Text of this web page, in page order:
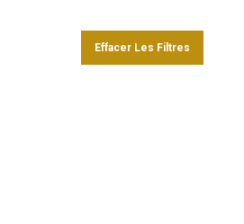
Effacer Les Filtres